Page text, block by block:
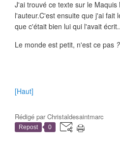
J'ai trouvé ce texte sur le
l'auteur.C'est ensuite que j'ai
que c'était bien lui qui l'avait
Le monde est petit, n'est ce pas ?
[Haut]
Rédigé parChristaldesaintmarc
Repost 0